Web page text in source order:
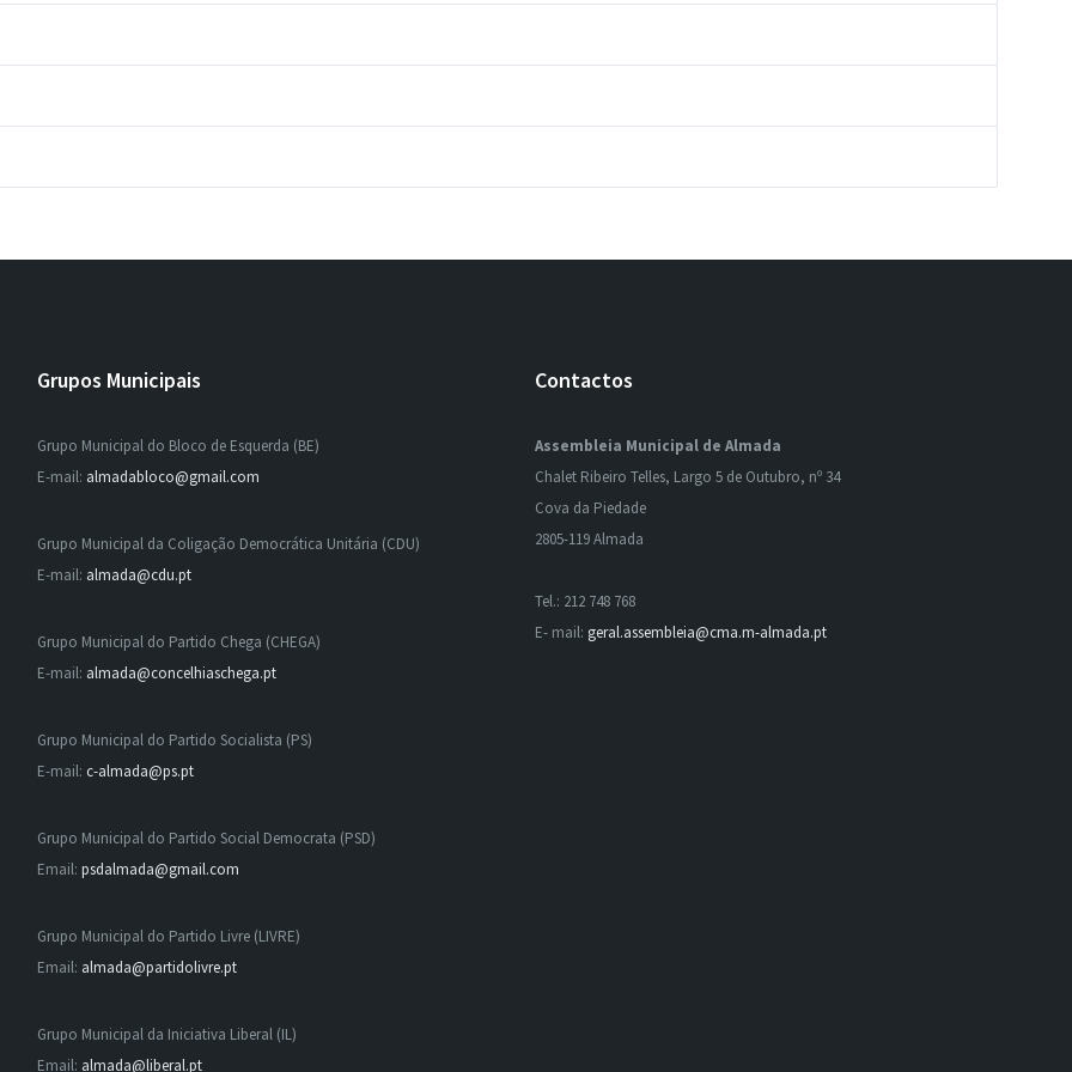
Grupos Municipais
Grupo Municipal do Bloco de Esquerda (BE)
E-mail: almadabloco@gmail.com
Grupo Municipal da Coligação Democrática Unitária (CDU)
E-mail: almada@cdu.pt
Grupo Municipal do Partido Chega (CHEGA)
E-mail: almada@concelhiaschega.pt
Grupo Municipal do Partido Socialista (PS)
E-mail: c-almada@ps.pt
Grupo Municipal do Partido Social Democrata (PSD)
Email: psdalmada@gmail.com
Grupo Municipal do Partido Livre (LIVRE)
Email: almada@partidolivre.pt
Grupo Municipal da Iniciativa Liberal (IL)
Email: almada@liberal.pt
Contactos
Assembleia Municipal de Almada
Chalet Ribeiro Telles, Largo 5 de Outubro, nº 34
Cova da Piedade
2805-119 Almada
Tel.: 212 748 768
E- mail: geral.assembleia@cma.m-almada.pt